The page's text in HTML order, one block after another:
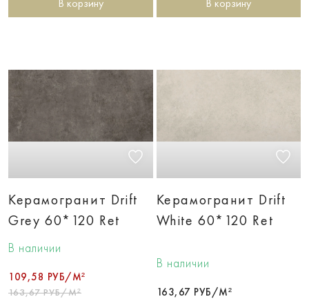
В корзину В корзину
Керамогранит Drift
Grey 60*120 Ret
В наличии
109,58 РУБ/М²
163,67 РУБ/М²
Керамогранит Drift
White 60*120 Ret
В наличии
163,67 РУБ/М²